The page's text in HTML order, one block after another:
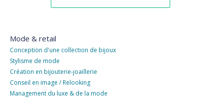
Mode & retail
Conception d'une collection de bijoux
Stylisme de mode
Création en bijouterie-joaillerie
Conseil en image / Relooking
Management du luxe & de la mode